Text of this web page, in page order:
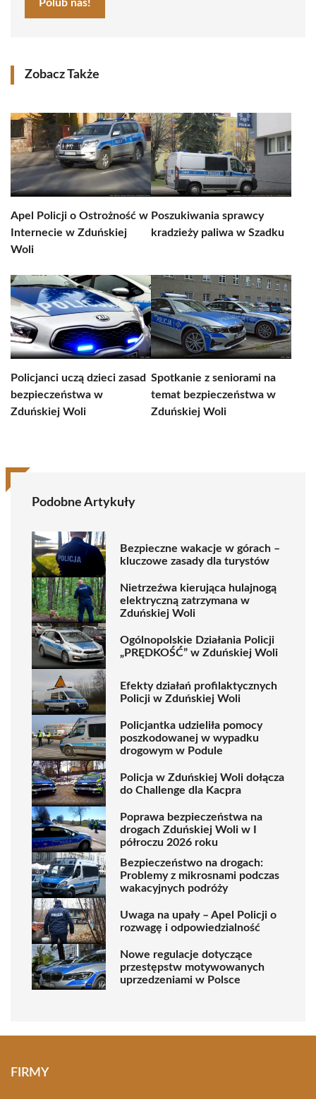
Polub nas!
Zobacz Także
Apel Policji o Ostrożność w
Internecie w Zduńskiej
Woli
Poszukiwania sprawcy
kradzieży paliwa w Szadku
Policjanci uczą dzieci zasad
bezpieczeństwa w
Zduńskiej Woli
Spotkanie z seniorami na
temat bezpieczeństwa w
Zduńskiej Woli
Podobne Artykuły
Bezpieczne wakacje w górach –
kluczowe zasady dla turystów
Nietrzeźwa kierująca hulajnogą
elektryczną zatrzymana w
Zduńskiej Woli
Ogólnopolskie Działania Policji
„PRĘDKOŚĆ” w Zduńskiej Woli
Efekty działań profilaktycznych
Policji w Zduńskiej Woli
Policjantka udzieliła pomocy
poszkodowanej w wypadku
drogowym w Podule
Policja w Zduńskiej Woli dołącza
do Challenge dla Kacpra
Poprawa bezpieczeństwa na
drogach Zduńskiej Woli w I
półroczu 2026 roku
Bezpieczeństwo na drogach:
Problemy z mikrosnami podczas
wakacyjnych podróży
Uwaga na upały – Apel Policji o
rozwagę i odpowiedzialność
Nowe regulacje dotyczące
przestępstw motywowanych
uprzedzeniami w Polsce
FIRMY